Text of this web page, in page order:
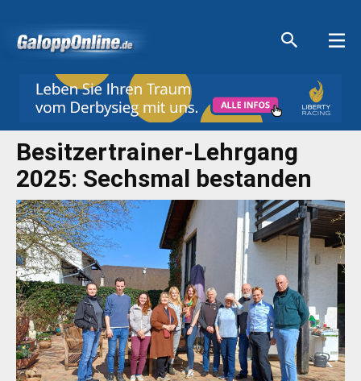
Besitzertrainer-Lehrgang
2025: Sechsmal bestanden